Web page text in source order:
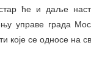
ће и даље
управе града
које се односе на